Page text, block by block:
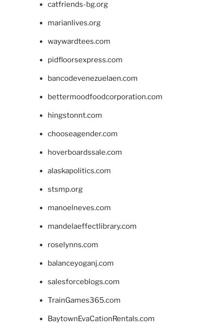
catfriends-bg.org
marianlives.org
waywardtees.com
pidfloorsexpress.com
bancodevenezuelaen.com
bettermoodfoodcorporation.com
hingstonnt.com
chooseagender.com
hoverboardssale.com
alaskapolitics.com
stsmp.org
manoelneves.com
mandelaeffectlibrary.com
roselynns.com
balanceyoganj.com
salesforceblogs.com
TrainGames365.com
BaytownEvaCationRentals.com